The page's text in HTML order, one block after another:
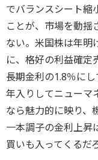
でバランスシート縮
ことが、市場を動揺
ない。米国株は年明
に、格好の利益確定
長期金利の1.8％に
年入りしてニューマ
なら魅力的に映り、
一本調子の金利上昇
買いも入ってくるだ